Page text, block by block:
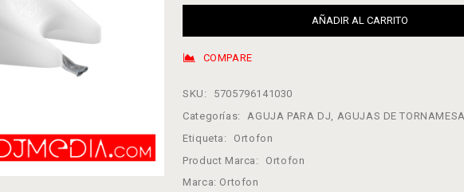
AÑADIR AL CARRITO
COMPARE
SKU:
5705796141030
Categorías:
AGUJA PARA DJ
AGUJAS DE TORNAMESA
Etiqueta:
Ortofon
Product Marca:
Ortofon
Marca: Ortofon